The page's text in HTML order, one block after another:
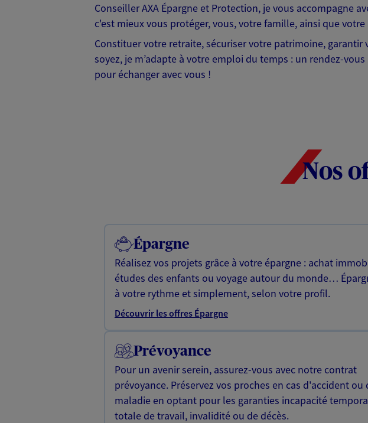
Conseiller AXA Épargne et Protection, je vous accompagne
c'est mieux vous protéger, vous, votre famille, ainsi que
Constituer votre retraite, sécuriser votre patrimoine, garantir
soyez, je m’adapte à votre emploi du temps : un rendez-
pour échanger avec vous !
Nos
Épargne
Réalisez vos projets grâce à votre épargne : achat
études des enfants ou voyage autour du monde…
à votre rythme et simplement, selon votre profil.
Découvrir les offres Épargne
Prévoyance
Pour un avenir serein, assurez-vous avec notre contrat
prévoyance. Préservez vos proches en cas d'accident ou
maladie en optant pour les garanties incapacité
totale de travail, invalidité ou de décès.